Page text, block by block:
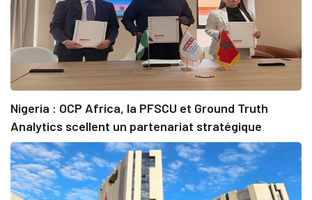
Nigeria : OCP Africa, la PFSCU et Ground Truth
Analytics scellent un partenariat stratégique